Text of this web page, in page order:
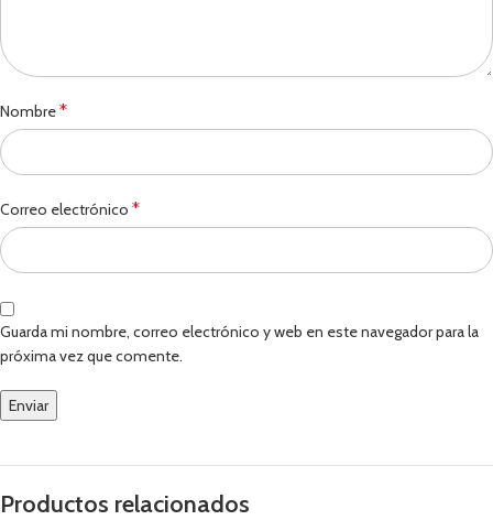
Nombre*
Correo electrónico *
Guarda mi nombre, correo electrónico y web en este navegador para la
próxima vez que comente.
Productos relacionados